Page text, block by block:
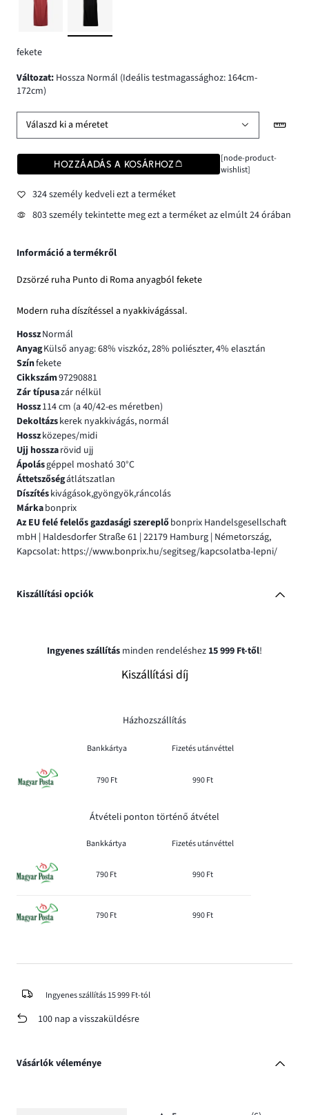
fekete
változat: Hossza Normál (Ideális testmagassághoz: 164cm-
172cm)
Válaszd ki a méretet
HOZZÁADÁS A KOSÁRHOZ
[node-product-
wishlist]
324 személy kedveli ezt a terméket
803 személy tekintette meg ezt a terméket az elmúlt 24 órában
Információ a termékről
Dzsörzé ruha Punto di Roma anyagból fekete
Modern ruha díszítéssel a nyakkivágással.
HosszNormál
AnyagKülső anyag: 68% viszkóz, 28% poliészter, 4% elasztán
Színfekete
Cikkszám97290881
Zár típusazár nélkül
Hossz114 cm (a 40/42-es méretben)
Dekoltázskerek nyakkivágás, normál
Hosszközepes/midi
Ujj hosszarövid ujj
Ápolásgéppel mosható 30°C
Áttetszőségátlátszatlan
Díszítéskivágások,gyöngyök,ráncolás
Márkabonprix
Az EU felé felelős gazdasági szereplőbonprix Handelsgesellschaft
mbH | Haldesdorfer Straße 61 | 22179 Hamburg | Németország,
Kapcsolat: https://www.bonprix.hu/segitseg/kapcsolatba-lepni/
Kiszállítási opciók
Ingyenes szállítás minden rendeléshez 15 999 Ft-től!
Kiszállítási díj
Házhozszállítás
Bankkártya Fizetés utánvéttel
790 Ft 990 Ft
Átvételi ponton történő átvétel
Bankkártya Fizetés utánvéttel
790 Ft 990 Ft
790 Ft 990 Ft
Ingyenes szállítás 15 999 Ft-tól
100 nap a visszaküldésre
Vásárlók véleménye